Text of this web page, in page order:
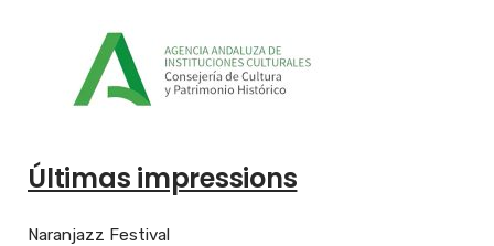
Últimas impressions
Naranjazz Festival